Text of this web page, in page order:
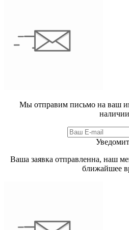
Мы отправим письмо на ваш
наличии
Ваша заявка отправленна, наш
ближайшее